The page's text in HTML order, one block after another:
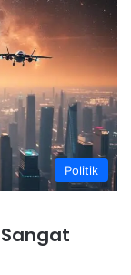
Politik